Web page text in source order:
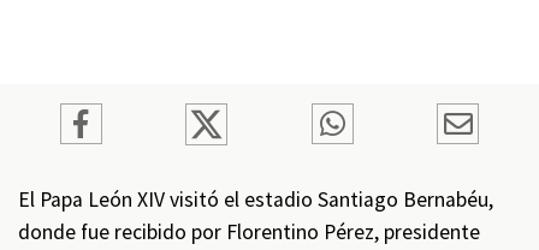
El Papa León XIV visitó el estadio Santiago Bernabéu,
donde fue recibido por Florentino Pérez, presidente